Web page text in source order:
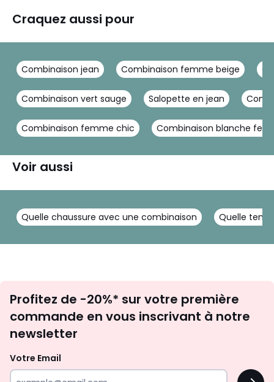
Craquez aussi pour
Combinaison jean Combinaison femme beige
Combinaison vert sauge Salopette en jean
Combinaison femme chic Combinaison blanche
Voir aussi
Quelle chaussure avec une combinaison Quelle
newsletter
Profitez de -20%* sur votre première
commande en vous inscrivant à notre
newsletter
Votre Email
OK